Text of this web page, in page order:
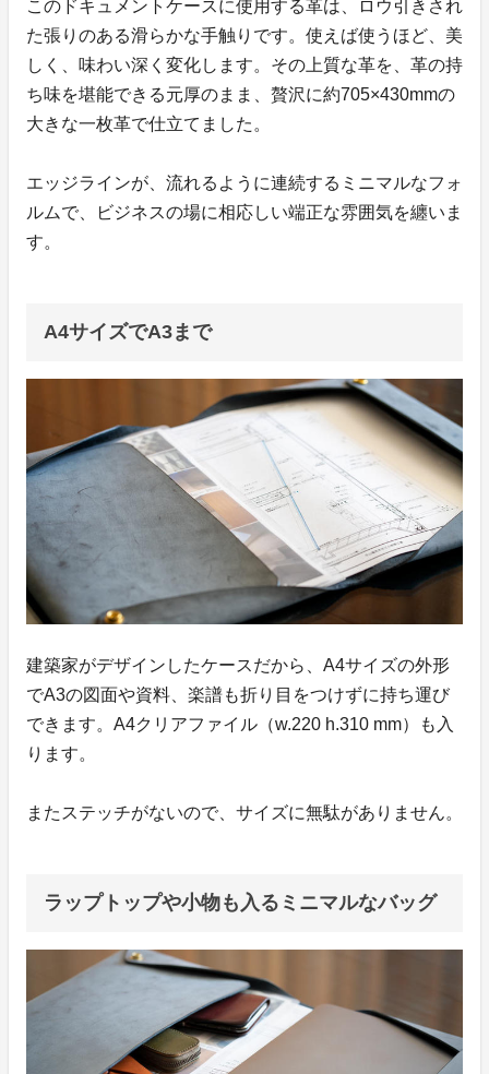
このドキュメントケースに使用する革は、ロウ引きされ
た張りのある滑らかな手触りです。使えば使うほど、美
しく、味わい深く変化します。その上質な革を、革の持
ち味を堪能できる元厚のまま、贅沢に約705×430mmの
大きな一枚革で仕立てました。
エッジラインが、流れるように連続するミニマルなフォ
ルムで、ビジネスの場に相応しい端正な雰囲気を纏いま
す。
A4サイズでA3まで
建築家がデザインしたケースだから、A4サイズの外形
でA3の図面や資料、楽譜も折り目をつけずに持ち運び
できます。A4クリアファイル（w.220 h.310 mm）も入
ります。
またステッチがないので、サイズに無駄がありません。
ラップトップや小物も入るミニマルなバッグ